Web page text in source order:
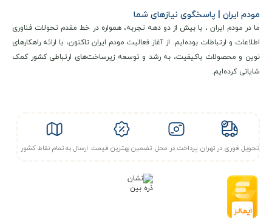
“بالا” به مدت 3 ثانیه، “L1” نمایش داده می‌شود، سپس می‌توانید
با دکمه “پایین” روشنایی را کم کنید و با دکمه “بالا” آن را افزایش
دهید. سه سطح تنظیم روشنایی از L1 تا L3 وجود دارد. با فشار
مودم ایران | پاسخگوی نیازهای شما
ما در مودم ایران ، با بیش از دو دهه تجربه، همواره در خط مقدم تحولات فناوری
اطلاعات و ارتباطات بوده‌ایم. از آغاز فعالیت مودم ایران تاکنون، با ارائه راهکارهای
نوین و محصولات باکیفیت، به رشد و توسعه زیرساخت‌های ارتباطی کشور کمک
شایانی کرده‌ایم.
تحویل فوری در تهران پرداخت در محل تضمین بهترین قیمت ارسال به تمام نقاط کشور